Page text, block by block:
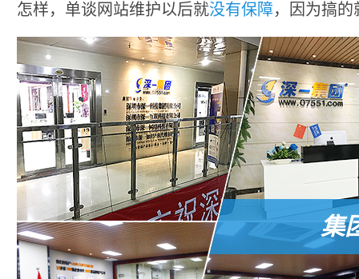
怎样，单谈网站维护以后就没有保障，因为搞
集